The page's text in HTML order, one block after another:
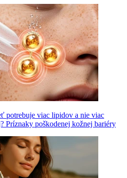
potrebuje viac lipidov a nie viac
Príznaky poškodenej kožnej bariéry